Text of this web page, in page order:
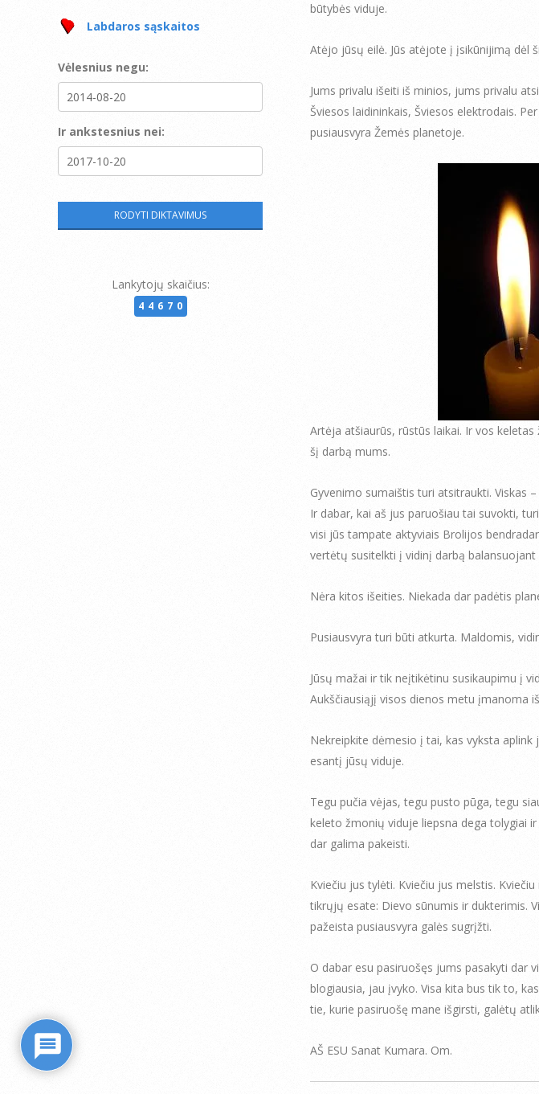
būtybės viduje.
Atėjo jūsų eilė. Jūs atėjote į įsikūnijimą dėl
Jums privalu išeiti iš minios, jums privalu
Šviesos laidininkais, Šviesos elektrodais.
pusiausvyra Žemės planetoje.
Artėja atšiaurūs, rūstūs laikai. Ir vos
šį darbą mums.
Gyvenimo sumaištis turi atsitraukti. Viskas
Ir dabar, kai aš jus paruošiau tai suvokti,
visi jūs tampate aktyviais Brolijos
vertėtų susitelkti į vidinį darbą
Nėra kitos išeities. Niekada dar padėtis
Pusiausvyra turi būti atkurta. Maldomis,
Jūsų mažai ir tik neįtikėtinu susikaupimu į
Aukščiausiąjį visos dienos metu įmanoma
Nekreipkite dėmesio į tai, kas vyksta
esantį jūsų viduje.
Tegu pučia vėjas, tegu pusto pūga, tegu
keleto žmonių viduje liepsna dega tolygiai
dar galima pakeisti.
Kviečiu jus tylėti. Kviečiu jus melstis.
tikrųjų esate: Dievo sūnumis ir dukterimis.
pažeista pusiausvyra galės sugrįžti.
O dabar esu pasiruošęs jums pasakyti dar
blogiausia, jau įvyko. Visa kita bus tik to,
tie, kurie pasiruošę mane išgirsti, galėtų
AŠ ESU Sanat Kumara. Om.
Labdaros sąskaitos
Vėlesnius negu:
Ir ankstesnius nei:
Lankytojų skaičius:
44670